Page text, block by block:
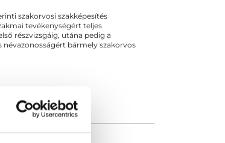
szakorvosi szakképesítés
tevékenységért teljes
részvizsgáig, utána pedig a
bármely szakorvos